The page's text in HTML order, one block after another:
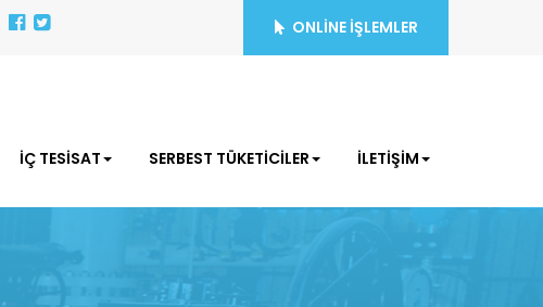
ONLİNE İŞLEMLER
İÇ TESİSAT SERBEST TÜKETİCİLER İLETİŞİM